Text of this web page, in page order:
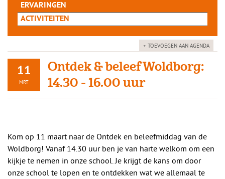
ERVARINGEN
ACTIVITEITEN
11
MRT
Ontdek & beleef Woldborg:
14.30 - 16.00 uur
+ TOEVOEGEN AAN AGENDA
Kom op 11 maart naar de Ontdek en beleefmiddag van de
Woldborg! Vanaf 14.30 uur ben je van harte welkom om een
kijkje te nemen in onze school. Je krijgt de kans om door
onze school te lopen en te ontdekken wat we allemaal te